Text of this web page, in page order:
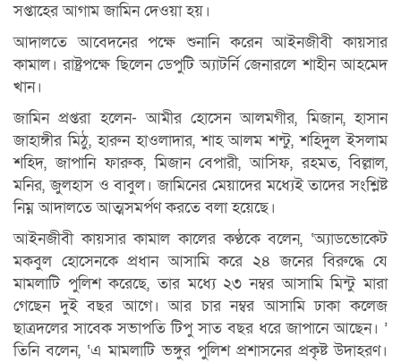
সপ্তাহের আগাম জামিন দেওয়া হয়।
আদালতে আবেদনের পক্ষে শুনানি করেন আইনজীবী কায়সার
কামাল। রাষ্ট্রপক্ষে ছিলেন ডেপুটি অ্যাটর্নি জেনারলে শাহীন আহমেদ
খান।
জামিন প্রপ্তরা হলেন- আমীর হোসেন আলমগীর, মিজান, হাসান
জাহাঙ্গীর মিঠু, হারুন হাওলাদার, শাহ আলম শন্টু, শহিদুল ইসলাম
শহিদ, জাপানি ফারুক, মিজান বেপারী, আসিফ, রহমত, বিল্লাল,
মনির, জুলহাস ও বাবুল। জামিনের মেয়াদের মধ্যেই তাদের সংশ্লিষ্ট
নিম্ন আদালতে আত্মসমর্পণ করতে বলা হয়েছে।
আইনজীবী কায়সার কামাল কালের কণ্ঠকে বলেন, ‘অ্যাডভোকেট
মকবুল হোসেনকে প্রধান আসামি করে ২৪ জনের বিরুদ্ধে যে
মামলাটি পুলিশ করেছে, তার মধ্যে ২৩ নম্বর আসামি মিন্টু মারা
গেছেন দুই বছর আগে। আর চার নম্বর আসামি ঢাকা কলেজ
ছাত্রদলের সাবেক সভাপতি টিপু সাত বছর ধরে জাপানে আছেন। ’
তিনি বলেন, ‘এ মামলাটি ভঙ্গুর পুলিশ প্রশাসনের প্রকৃষ্ট উদাহরণ।